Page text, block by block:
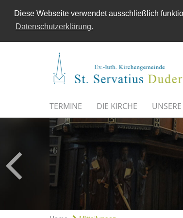
Diese Webseite verwendet ausschließlich
Datenschutzerklärung.
TERMINE DIE KIRCHE